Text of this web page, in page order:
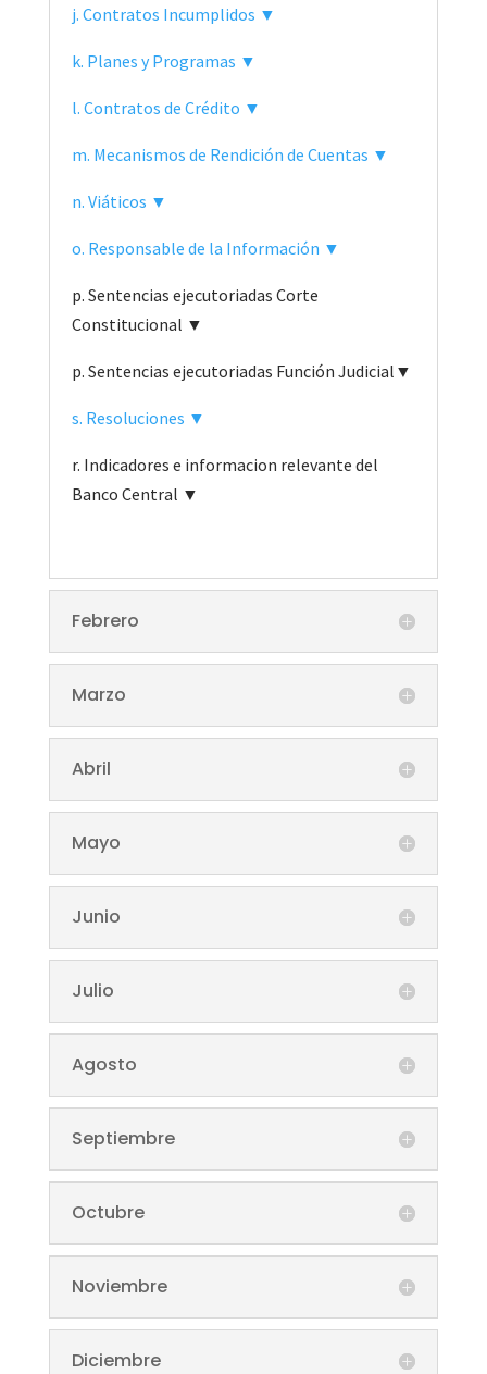
j. Contratos Incumplidos ▼
k. Planes y Programas ▼
l. Contratos de Crédito ▼
m. Mecanismos de Rendición de Cuentas ▼
n. Viáticos ▼
o. Responsable de la Información ▼
p. Sentencias ejecutoriadas Corte
Constitucional ▼
p. Sentencias ejecutoriadas Función Judicial▼
s. Resoluciones ▼
r. Indicadores e informacion relevante del
Banco Central ▼
Febrero
Marzo
Abril
Mayo
Junio
Julio
Agosto
Septiembre
Octubre
Noviembre
Diciembre